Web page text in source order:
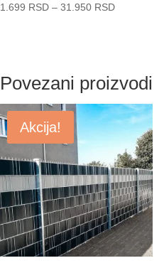
Ocenjeno
1.699 RSD – 31.950 RSDRaspon
31.950 RSD
Povezani proizvodi
Akcija!